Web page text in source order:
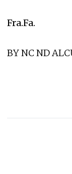
Fra.Fa.
BY NC ND